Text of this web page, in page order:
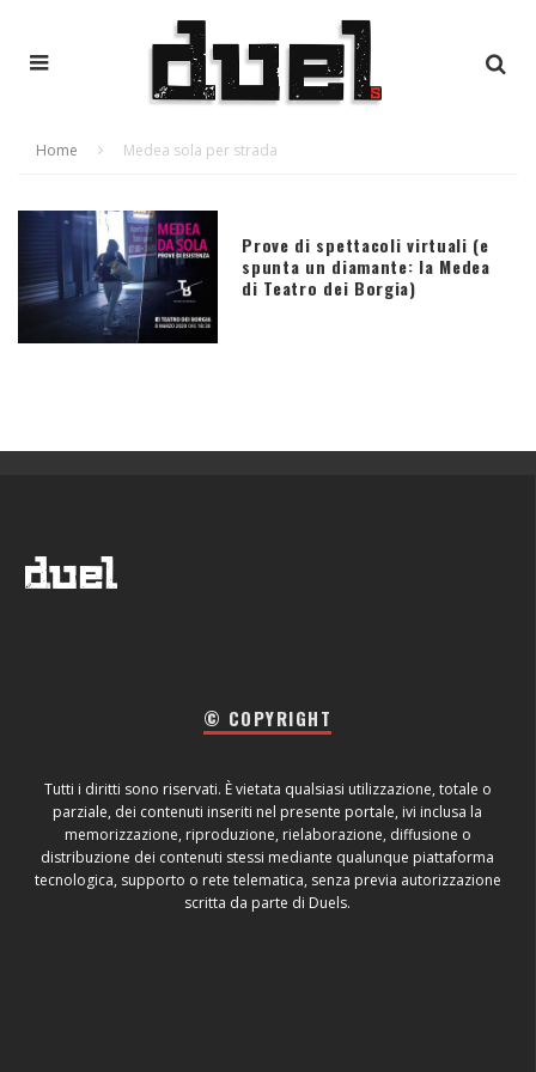
Home Medea sola per strada
Prove di spettacoli virtuali (e
spunta un diamante: la Medea
di Teatro dei Borgia)
© COPYRIGHT
Tutti i diritti sono riservati. È vietata qualsiasi utilizzazione, totale o
parziale, dei contenuti inseriti nel presente portale, ivi inclusa la
memorizzazione, riproduzione, rielaborazione, diffusione o
distribuzione dei contenuti stessi mediante qualunque piattaforma
tecnologica, supporto o rete telematica, senza previa autorizzazione
scritta da parte di Duels.